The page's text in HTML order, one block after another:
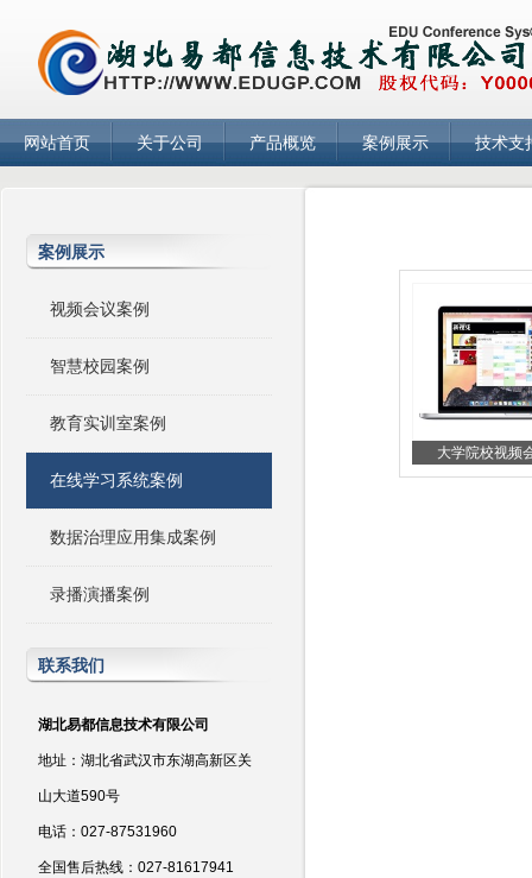
网站首页 关于公司 产品概览 案例展示 技术支
案例展示
视频会议案例
智慧校园案例
教育实训室案例
在线学习系统案例
数据治理应用集成案例
录播演播案例
联系我们
湖北易都信息技术有限公司
地址：湖北省武汉市东湖高新区关
山大道590号
电话：027-87531960
全国售后热线：027-81617941
大学院校视频